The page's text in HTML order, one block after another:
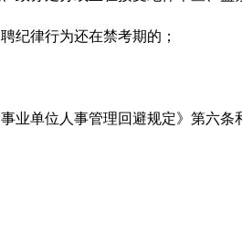
纪律行为还在禁考期的；
业单位人事管理回避规定》第六